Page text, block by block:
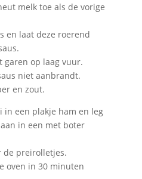
melk toe als de vorige
en laat deze roerend
garen op laag vuur.
niet aanbrandt.
en zout.
in een plakje ham en leg
in een met boter
de preirolletjes.
oven in 30 minuten